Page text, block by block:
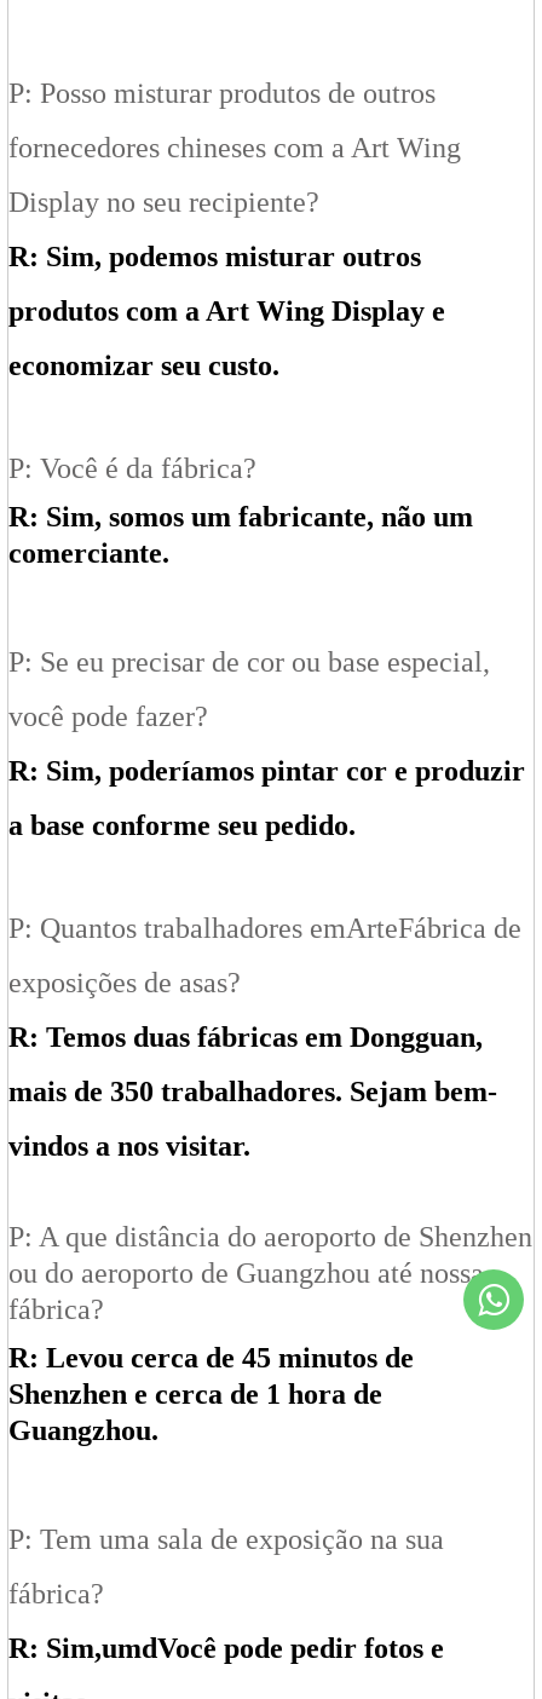
P: Posso misturar produtos de outros
fornecedores chineses com a Art Wing
Display no seu recipiente?
R: Sim, podemos misturar outros
produtos com a Art Wing Display e
economizar seu custo.
P: Você é da fábrica?
R: Sim, somos um fabricante, não um
comerciante.
P: Se eu precisar de cor ou base especial,
você pode fazer?
R: Sim, poderíamos pintar cor e produzir
a base conforme seu pedido.
P: Quantos trabalhadores emArteFábrica de
exposições de asas?
R: Temos duas fábricas em Dongguan,
mais de 350 trabalhadores. Sejam bem-
vindos a nos visitar.
P: A que distância do aeroporto de Shenzhen
ou do aeroporto de Guangzhou até nossa
fábrica?
R: Levou cerca de 45 minutos de
Shenzhen e cerca de 1 hora de
Guangzhou.
P: Tem uma sala de exposição na sua
fábrica?
R: Sim,umdVocê pode pedir fotos e